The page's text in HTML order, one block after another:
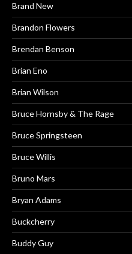
Brand New
Brandon Flowers
Brendan Benson
Brian Eno
Brian Wilson
Bruce Hornsby & The Rage
Bruce Springsteen
Bruce Willis
Bruno Mars
Bryan Adams
Buckcherry
Buddy Guy